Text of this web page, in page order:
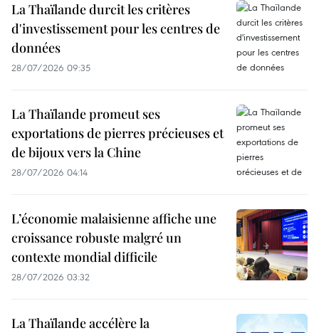
La Thaïlande durcit les critères
d'investissement pour les centres de
données
28/07/2026 09:35
La Thaïlande promeut ses
exportations de pierres précieuses et
de bijoux vers la Chine
28/07/2026 04:14
L’économie malaisienne affiche une
croissance robuste malgré un
contexte mondial difficile
28/07/2026 03:32
La Thaïlande accélère la